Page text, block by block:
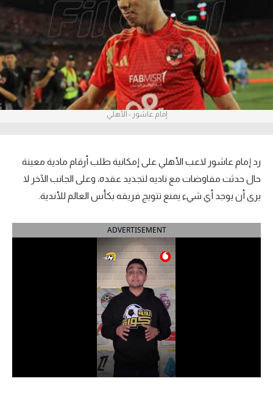
آراء حرة
ركن الألعاب
بطولات
أمريكا 2026
الدوري الإنجليزي الممتاز
الدوري الإسباني
الدوري السعودي للمحترفين
دوري أبطال إفريقيا
إمام عاشور - الأهلي
رد إمام عاشور لاعب الأهلي على إمكانية طلب أرقام مادية معينة
حال حدثت مفاوضات مع ناديه لتجديد عقده، وعلى الجانب الآخر لا
يرى أن يوجد أي شيء يمنع تتويج فريقه بكأس العالم للأندية.
ADVERTISEMENT